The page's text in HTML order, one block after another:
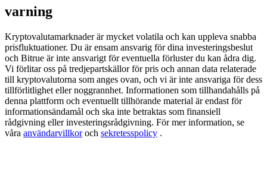
Precious Metals Trading Carnival
Trade Gold & Silver · 33,333 USDT Bonus
USDT New User Exclusive 10% APR
USDT Flexible Staking | Daily Rewards
varning
Kryptovalutamarknader är mycket volatila och kan uppleva snabba
prisfluktuationer. Du är ensam ansvarig för dina investeringsbeslut
och Bitrue är inte ansvarigt för eventuella förluster du kan ådra dig.
Vi förlitar oss på tredjepartskällor för pris och annan data relaterade
till kryptovalutorna som anges ovan, och vi är inte ansvariga för dess
tillförlitlighet eller noggrannhet. Informationen som tillhandahålls på
denna plattform och eventuellt tillhörande material är endast för
informationsändamål och ska inte betraktas som finansiell
rådgivning eller investeringsrådgivning. För mer information, se
våra användarvillkoroch sekretesspolicy .